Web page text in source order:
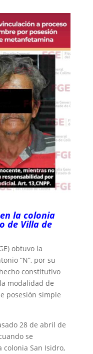
la colonia
de Villa de
obtuvo la
“N”, por su
constitutivo
modalidad de
posesión simple
28 de abril de
se
San Isidro,